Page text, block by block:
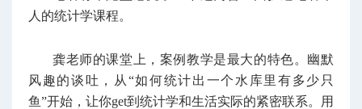
人的统计学课程。
龚老师的课堂上，案例教学是最大的特色。幽默
风趣的谈吐，从“如何统计出一个水库里有多少只
鱼”开始，让你get到统计学和生活实际的紧密联系。用